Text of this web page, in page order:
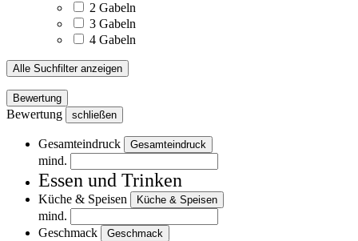
2 Gabeln
3 Gabeln
4 Gabeln
Alle Suchfilter anzeigen
Bewertung
Bewertung schließen
Gesamteindruck Gesamteindruck
mind.
Essen und Trinken
Küche & Speisen Küche & Speisen
mind.
Geschmack
Geschmack